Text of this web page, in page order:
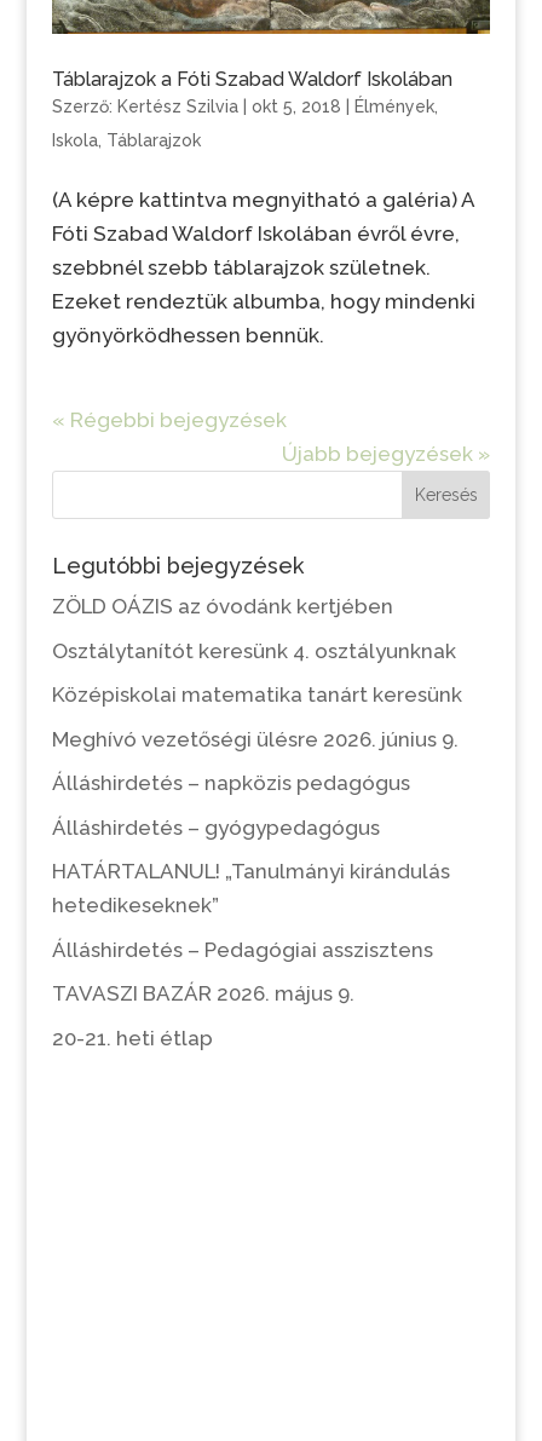
Táblarajzok a Fóti Szabad Waldorf Iskolában
Szerző: Kertész Szilvia| okt 5, 2018 Élmények,
Iskola, Táblarajzok
(A képre kattintva megnyitható a galéria) A
Fóti Szabad Waldorf Iskolában évről évre,
szebbnél szebb táblarajzok születnek.
Ezeket rendeztük albumba, hogy mindenki
gyönyörködhessen bennük.
« Régebbi bejegyzések
Újabb bejegyzések »
Keresés
Legutóbbi bejegyzések
ZÖLD OÁZIS az óvodánk kertjében
Osztálytanítót keresünk 4. osztályunknak
Középiskolai matematika tanárt keresünk
Meghívó vezetőségi ülésre 2026. június 9.
Álláshirdetés – napközis pedagógus
Álláshirdetés – gyógypedagógus
HATÁRTALANUL! „Tanulmányi kirándulás
hetedikeseknek”
Álláshirdetés – Pedagógiai asszisztens
TAVASZI BAZÁR 2026. május 9.
20-21. heti étlap